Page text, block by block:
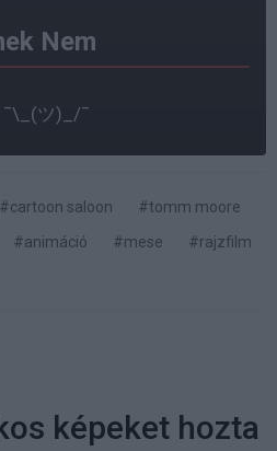
Nem
¯\_(ツ)_/¯
#cartoon saloon
#tomm moore
#animáció #mese
#rajzfilm
képeket hozta